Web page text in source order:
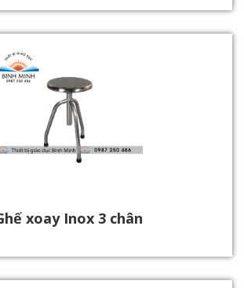
xoay Inox 3 chân